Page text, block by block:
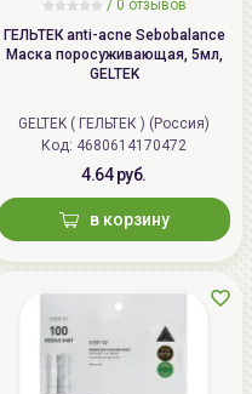
/ 0 отзывов
ГЕЛЬТЕК anti-acne Sebobalance
Маска поросуживающая, 5мл,
GELTEK
GELTEK ( ГЕЛЬТЕК ) (Россия)
Код: 4680614170472
4.64 руб.
в корзину